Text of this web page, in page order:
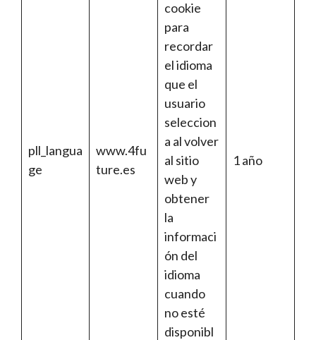
pll_langua
ge
www.4fu
ture.es
cookie
para
recordar
el idioma
que el
usuario
seleccion
a al volver
al sitio
web y
obtener
la
informaci
ón del
idioma
cuando
no esté
disponibl
1 año